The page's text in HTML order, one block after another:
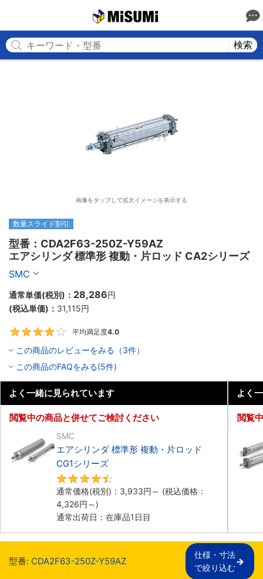
検索
画像をタップして拡大イメージを表示する
数量スライド割引
型番：CDA2F63-250Z-Y59AZ
エアシリンダ 標準形 複動・片ロッド CA2シリーズ
SMC
通常単価(税別)： 28,286円
(税込単価)： 31,115円
平均満足度4.0
この商品のレビューをみる（3件）
この商品のFAQをみる(5件)
よく一緒に見られています
閲覧中の商品と併せてご検討ください
SMC
エアシリンダ 標準形 複動・片ロッド
CG1シリーズ
通常価格(税別)： 3,933円 ～ (税込価格：
4,326円 ～)
通常出荷日：在庫品1日目
よく
閲覧
型番: CDA2F63-250Z-Y59AZ
仕様・寸法
で絞り込む